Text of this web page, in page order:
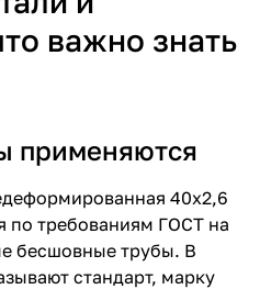
важно знать
применяются
40х2,6
по требованиям ГОСТ на
бесшовные трубы. В
стандарт, марку